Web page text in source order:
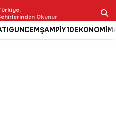
Okunur
GÜNDEMŞAMPİY10EKONOMİ
Ara